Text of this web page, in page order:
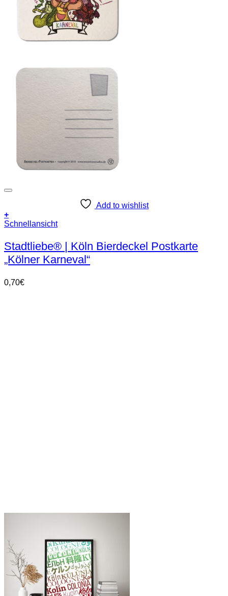
Add to wishlist
+
Schnellansicht
Stadtliebe® | Köln Bierdeckel Postkarte
„Kölner Karneval“
0,70€